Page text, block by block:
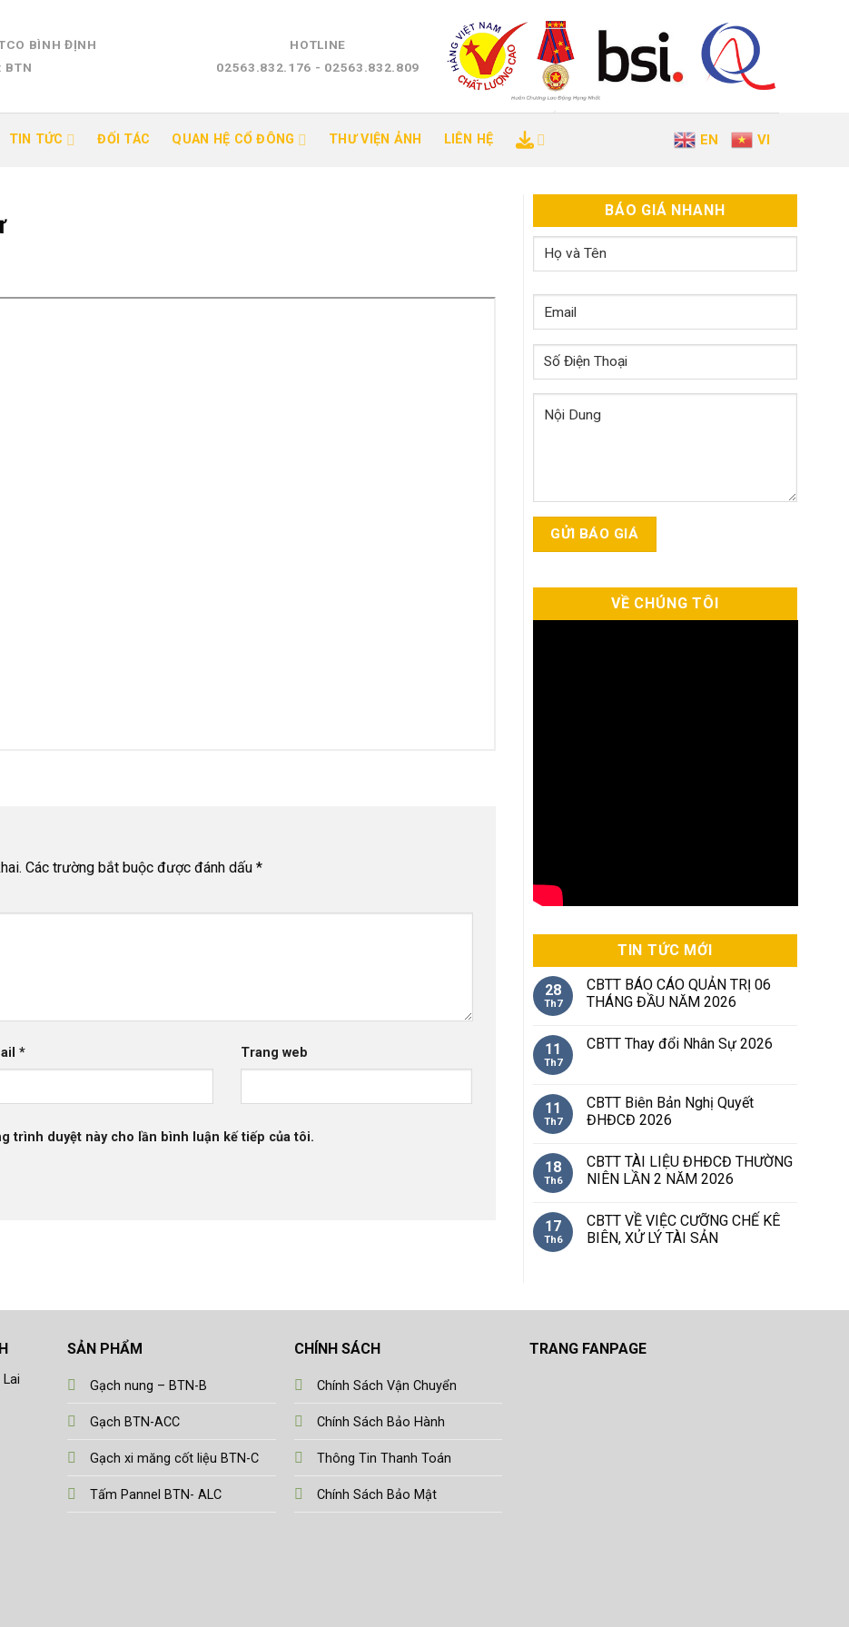
BÌNH ĐỊNH
BTN
HOTLINE
02563.832.176 - 02563.832.809
TIN TỨC ĐỐI TÁC QUAN HỆ CỔ ĐÔNG THƯ VIỆN ẢNH LIÊN HỆ EN VI
Các trường bắt buộc được đánh dấu *
* Trang web
trình duyệt này cho lần bình luận kế tiếp của tôi.
BÁO GIÁ NHANH
VỀ CHÚNG TÔI
TIN TỨC MỚI
28
Th7
CBTT BÁO CÁO QUẢN TRỊ 06
THÁNG ĐẦU NĂM 2026
11
Th7
CBTT Thay đổi Nhân Sự 2026
11
Th7
CBTT Biên Bản Nghị Quyết
ĐHĐCĐ 2026
18
Th6
CBTT TÀI LIỆU ĐHĐCĐ THƯỜNG
NIÊN LẦN 2 NĂM 2026
17
Th6
CBTT VỀ VIỆC CƯỠNG CHẾ KÊ
BIÊN, XỬ LÝ TÀI SẢN
SẢN PHẨM
Gạch nung – BTN-B
Gạch BTN-ACC
Gạch xi măng cốt liệu BTN-C
Tấm Pannel BTN- ALC
CHÍNH SÁCH
Chính Sách Vận Chuyển
Chính Sách Bảo Hành
Thông Tin Thanh Toán
Chính Sách Bảo Mật
TRANG FANPAGE